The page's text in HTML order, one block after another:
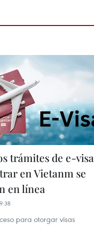
trámites de e-visa
en Vietanm se
en línea
para otorgar visas